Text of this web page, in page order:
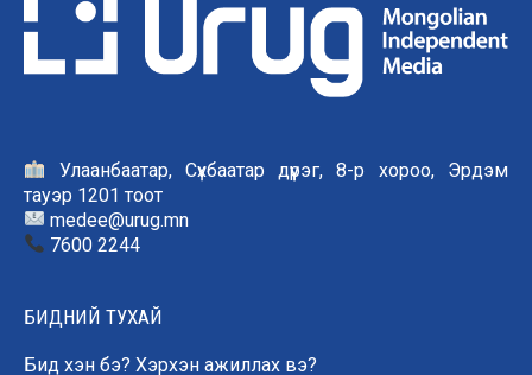
Улаанбаатар, Сүхбаатар дүүрэг, 8-р хороо, Эрдэм
тауэр 1201 тоот
medee@urug.mn
7600 2244
БИДНИЙ ТУХАЙ
Бид хэн бэ? Хэрхэн ажиллах вэ?